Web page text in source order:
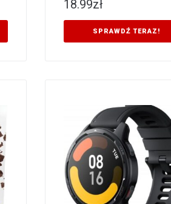
18.99zł
SPRAWDŹ TERAZ!